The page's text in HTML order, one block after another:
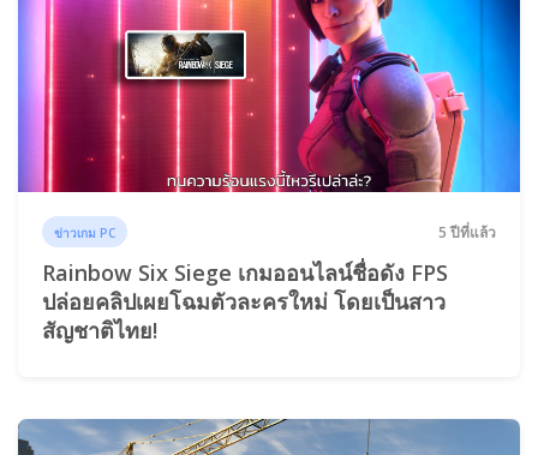
ข่าวเกม PC 5 ปีที่แล้ว
Rainbow Six Siege เกมออนไลน์ชื่อดัง FPS
ปล่อยคลิปเผยโฉมตัวละครใหม่ โดยเป็นสาว
สัญชาติไทย!